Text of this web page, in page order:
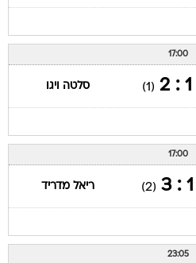
17:00
1 : 2
(1) סלטה ויגו
17:00
1 : 3
(2) ריאל מדריד
23:05